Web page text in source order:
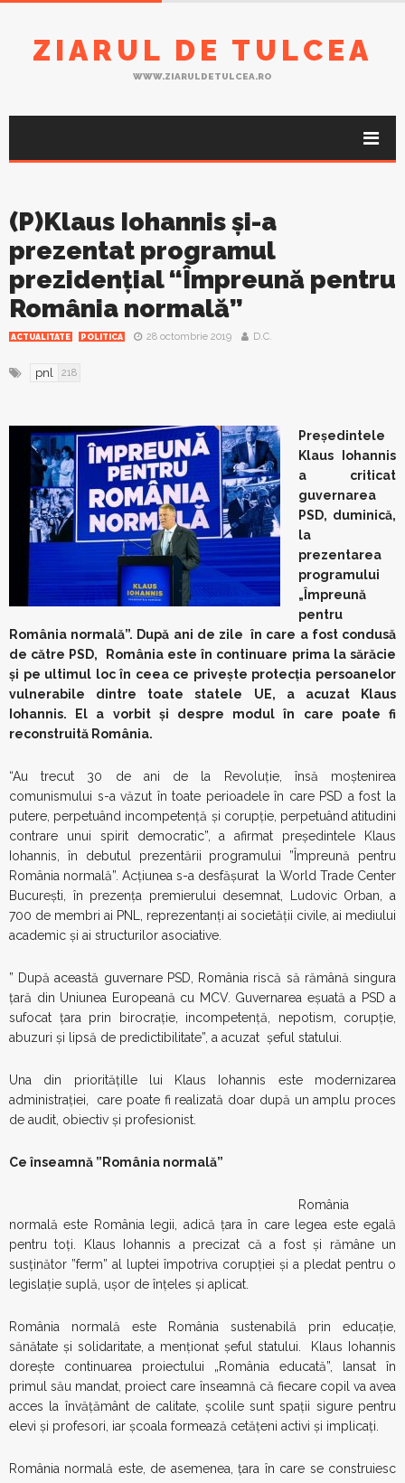
ZIARUL DE TULCEA
WWW.ZIARULDETULCEA.RO
(P)Klaus Iohannis și-a
prezentat programul
prezidențial “Împreună pentru
România normală”
ACTUALITATE POLITICA 28 octombrie 2019 D.C.
pnl 218
Preşedintele
Klaus Iohannis
a criticat
guvernarea
PSD, duminică,
la
prezentarea
programului
„Împreună
pentru
România normală”. După ani de zile în care a fost condusă
de către PSD, România este în continuare prima la sărăcie
şi pe ultimul loc în ceea ce priveşte protecţia persoanelor
vulnerabile dintre toate statele UE, a acuzat Klaus
Iohannis. El a vorbit și despre modul în care poate fi
reconstruită România.
“Au trecut 30 de ani de la Revoluție, însă moștenirea
comunismului s-a văzut în toate perioadele în care PSD a fost la
putere, perpetuând incompetență și corupție, perpetuând atitudini
contrare unui spirit democratic”, a afirmat președintele Klaus
Iohannis, în debutul prezentării programului ”Împreună pentru
România normală”. Acțiunea s-a desfășurat la World Trade Center
Bucureşti, în prezenţa premierului desemnat, Ludovic Orban, a
700 de membri ai PNL, reprezentanţi ai societăţii civile, ai mediului
academic şi ai structurilor asociative.
” După această guvernare PSD, România riscă să rămână singura
țară din Uniunea Europeană cu MCV. Guvernarea eșuată a PSD a
sufocat țara prin birocrație, incompetență, nepotism, corupție,
abuzuri și lipsă de predictibilitate”, a acuzat șeful statului.
Una din prioritățille lui Klaus Iohannis este modernizarea
administrației, care poate fi realizată doar după un amplu proces
de audit, obiectiv și profesionist.
Ce înseamnă ”România normală”
România
normală este România legii, adică țara în care legea este egală
pentru toți. Klaus Iohannis a precizat că a fost și rămâne un
susținător ”ferm” al luptei împotriva corupției și a pledat pentru o
legislație suplă, ușor de înțeles și aplicat.
România normală este România sustenabilă prin educație,
sănătate și solidaritate, a menționat șeful statului. Klaus Iohannis
doreşte continuarea proiectului „România educată”, lansat în
primul său mandat, proiect care înseamnă că fiecare copil va avea
acces la învăţământ de calitate, şcolile sunt spaţii sigure pentru
elevi şi profesori, iar şcoala formează cetăţeni activi şi implicaţi.
România normală este, de asemenea, țara în care se construiesc